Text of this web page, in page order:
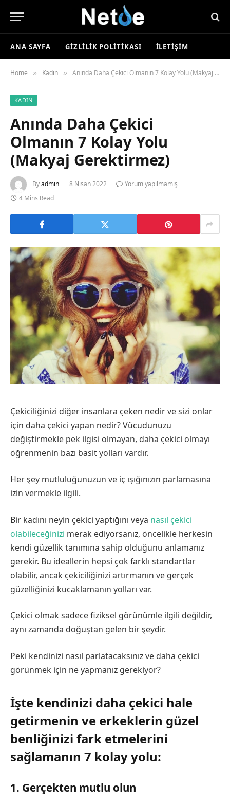
ANA SAYFA GIZLILIK POLITIKASI İLETIŞIM
Home » Kadın » Anında Daha Çekici Olmanın 7 Kolay Yolu (Makyaj Gerektirmez)
KADIN
Anında Daha Çekici
Olmanın 7 Kolay Yolu
(Makyaj Gerektirmez)
Byadmin 8 Nisan 2022
Yorum yapılmamış
4 Mins Read
Çekiciliğinizi diğer insanlara çeken nedir ve sizi onlar
için daha çekici yapan nedir? Vücudunuzu
değiştirmekle pek ilgisi olmayan, daha çekici olmayı
öğrenmenin bazı basit yolları vardır.
Her şey mutluluğunuzun ve iç ışığınızın parlamasına
izin vermekle ilgili.
Bir kadını neyin çekici yaptığını veya nasıl çekici
olabileceğinizi merak ediyorsanız, öncelikle herkesin
kendi güzellik tanımına sahip olduğunu anlamanız
gerekir. Bu ideallerin hepsi çok farklı standartlar
olabilir, ancak çekiciliğinizi artırmanın ve gerçek
güzelliğinizi kucaklamanın yolları var.
Çekici olmak sadece fiziksel görünümle ilgili değildir,
aynı zamanda doğuştan gelen bir şeydir.
Peki kendinizi nasıl parlatacaksınız ve daha çekici
görünmek için ne yapmanız gerekiyor?
İşte kendinizi daha çekici hale
getirmenin ve erkeklerin güzel
benliğinizi fark etmelerini
sağlamanın 7 kolay yolu:
1. Gerçekten mutlu olun